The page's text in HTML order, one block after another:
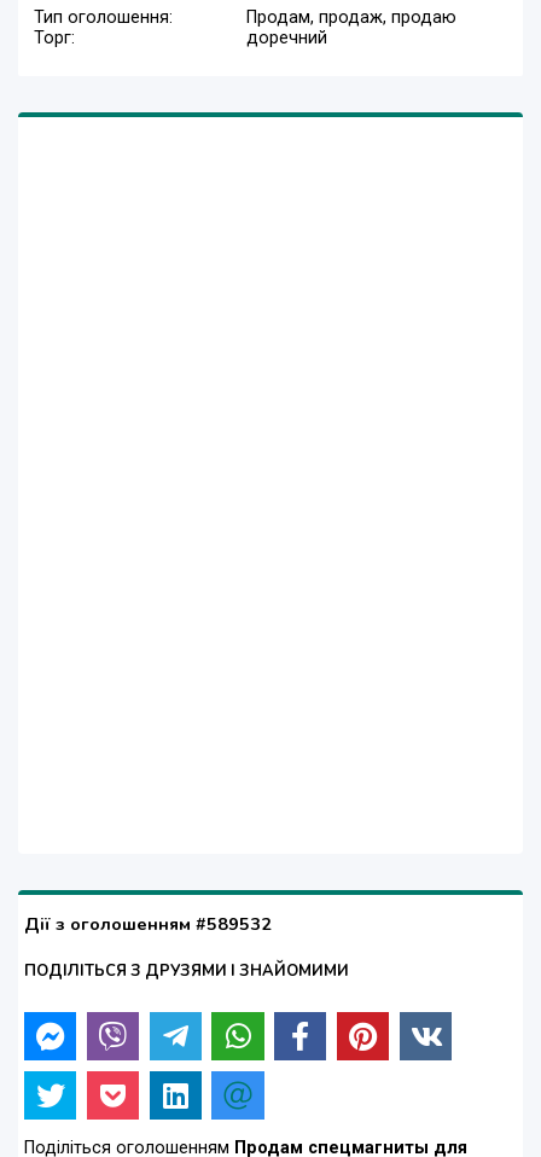
Тип оголошення:
Продам, продаж, продаю
Торг:
доречний
Дії з оголошенням #589532
ПОДІЛІТЬСЯ З ДРУЗЯМИ І ЗНАЙОМИМИ
Поділіться оголошенням Продам спецмагниты для